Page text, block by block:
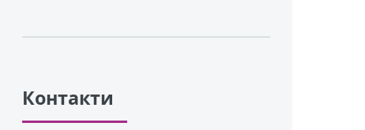
Контакти